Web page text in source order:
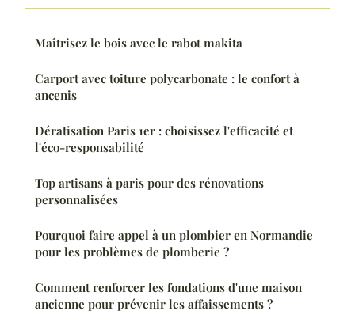
Maîtrisez le bois avec le rabot makita
Carport avec toiture polycarbonate : le confort à
ancenis
Dératisation Paris 1er : choisissez l'efficacité et
l'éco-responsabilité
Top artisans à paris pour des rénovations
personnalisées
Pourquoi faire appel à un plombier en Normandie
pour les problèmes de plomberie ?
Comment renforcer les fondations d'une maison
ancienne pour prévenir les affaissements ?